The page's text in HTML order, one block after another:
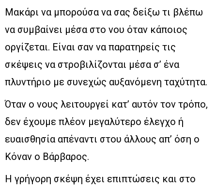
Μακάρι να μπορούσα να σας δείξω τι βλέπω
να συμβαίνει μέσα στο νου όταν κάποιος
οργίζεται. Είναι σαν να παρατηρείς τις
σκέψεις να στροβιλίζονται μέσα σ’ ένα
πλυντήριο με συνεχώς αυξανόμενη ταχύτητα.
Όταν ο νους λειτουργεί κατ’ αυτόν τον τρόπο,
δεν έχουμε πλέον μεγαλύτερο έλεγχο ή
ευαισθησία απέναντι στου άλλους απ’ όση ο
Κόναν ο Βάρβαρος.
Η γρήγορη σκέψη έχει επιπτώσεις και στο